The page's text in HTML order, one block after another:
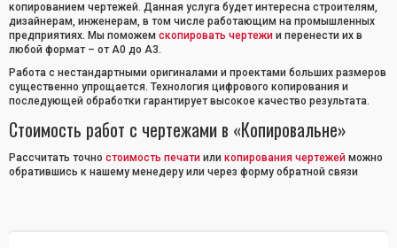
копированием чертежей. Данная услуга будет интересна строителям,
дизайнерам, инженерам, в том числе работающим на промышленных
предприятиях. Мы поможем скопировать чертежи и перенести их в
любой формат – от А0 до А3.
Работа с нестандартными оригиналами и проектами больших размеров
существенно упрощается. Технология цифрового копирования и
последующей обработки гарантирует высокое качество результата.
Стоимость работ с чертежами в «Копировальне»
Рассчитать точно стоимость печати или копирования чертежей можно
обратившись к нашему менедеру или через форму обратной связи